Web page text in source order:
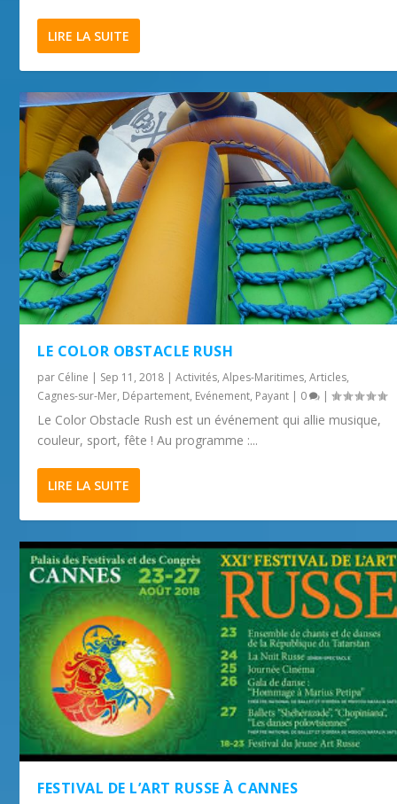
LIRE LA SUITE
LE COLOR OBSTACLE RUSH
par Céline | Sep 11, 2018 |Activités,Alpes-Maritimes,Articles,
Cagnes-sur-Mer, Département, Evénement, Payant | 0 |
Le Color Obstacle Rush est un événement qui allie musique,
couleur, sport, fête ! Au programme :...
LIRE LA SUITE
FESTIVAL DE L’ART RUSSE À CANNES